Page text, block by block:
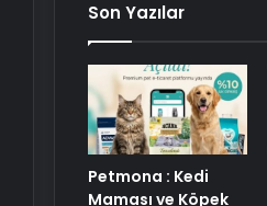
Son Yazılar
Petmona : Kedi
Maması ve Köpek